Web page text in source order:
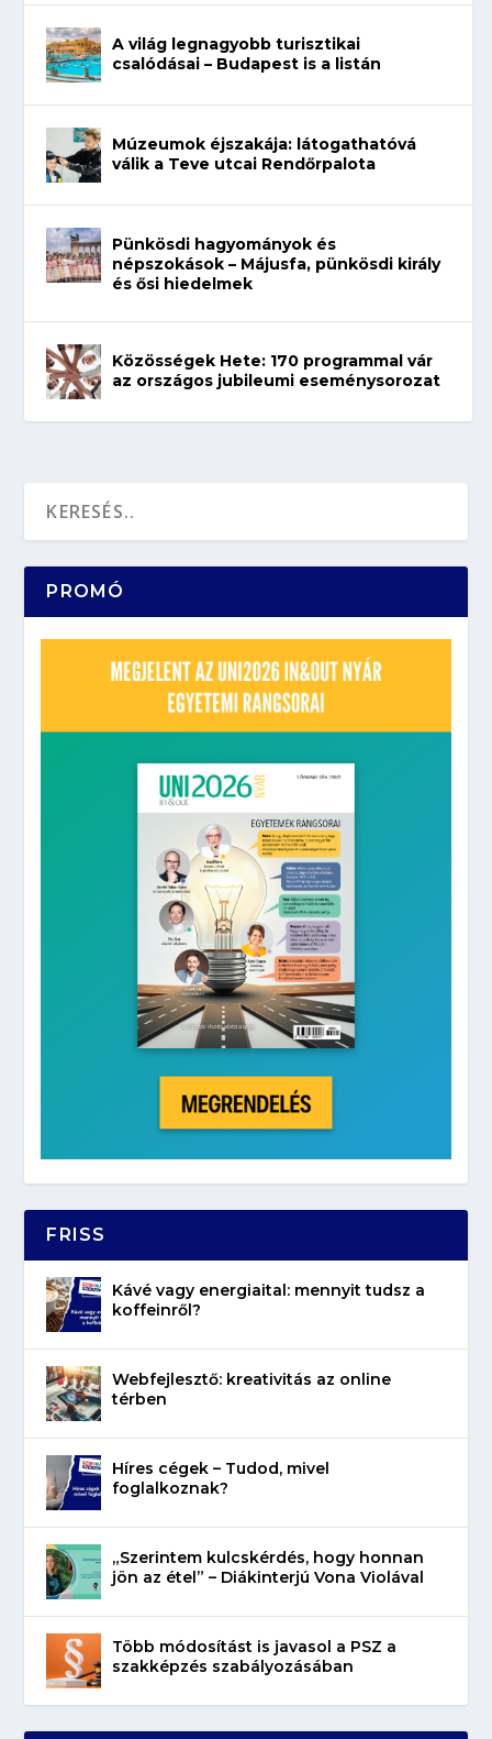
A világ legnagyobb turisztikai
csalódásai – Budapest is a listán
Múzeumok éjszakája: látogathatóvá
válik a Teve utcai Rendőrpalota
Pünkösdi hagyományok és
népszokások – Májusfa, pünkösdi király
és ősi hiedelmek
Közösségek Hete: 170 programmal vár
az országos jubileumi eseménysorozat
PROMÓ
FRISS
Kávé vagy energiaital: mennyit tudsz a
koffeinről?
Webfejlesztő: kreativitás az online
térben
Híres cégek – Tudod, mivel
foglalkoznak?
„Szerintem kulcskérdés, hogy honnan
jön az étel” – Diákinterjú Vona Violával
Több módosítást is javasol a PSZ a
szakképzés szabályozásában